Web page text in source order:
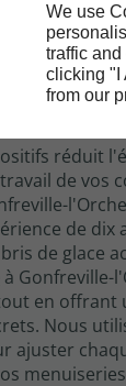
We use
traffic
clicking "I
from our
vitrées
Nous
à
réduit
de vos
de dix
de glace
à Gonfreville-
en offrant
Nous
ajuster